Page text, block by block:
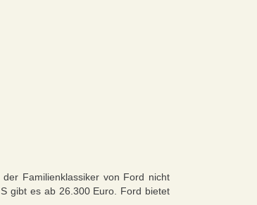
Familienklassiker von Ford nicht
gibt es ab 26.300 Euro. Ford bietet